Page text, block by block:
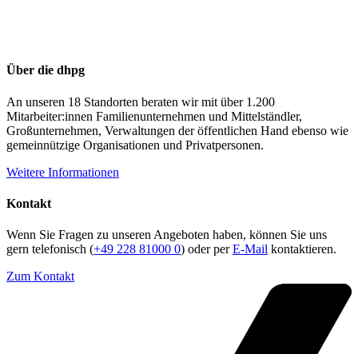
Über die dhpg
An unseren 18 Standorten beraten wir mit über 1.200
Mitarbeiter:innen Familienunternehmen und Mittelständler,
Großunternehmen, Verwaltungen der öffentlichen Hand ebenso wie
gemeinnützige Organisationen und Privatpersonen.
Weitere Informationen
Kontakt
Wenn Sie Fragen zu unseren Angeboten haben, können Sie uns
gern telefonisch (+49 228 81000 0) oder perE-Mail kontaktieren.
Zum Kontakt